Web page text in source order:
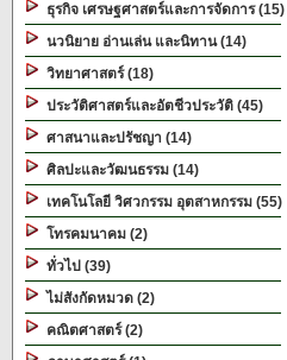
ธุรกิจ เศรษฐศาสตร์และการจัดการ (15)
นวนิยาย อ่านเล่น และนิทาน (14)
วิทยาศาสตร์ (18)
ประวัติศาสตร์และอัตชีวประวัติ (45)
ศาสนาและปรัชญา (14)
ศิลปะและวัฒนธรรม (14)
เทคโนโลยี วิศวกรรม อุตสาหกรรม (55)
โทรคมนาคม (2)
ทั่วไป (39)
ไม่สังกัดหมวด (2)
คณิตศาสตร์ (2)